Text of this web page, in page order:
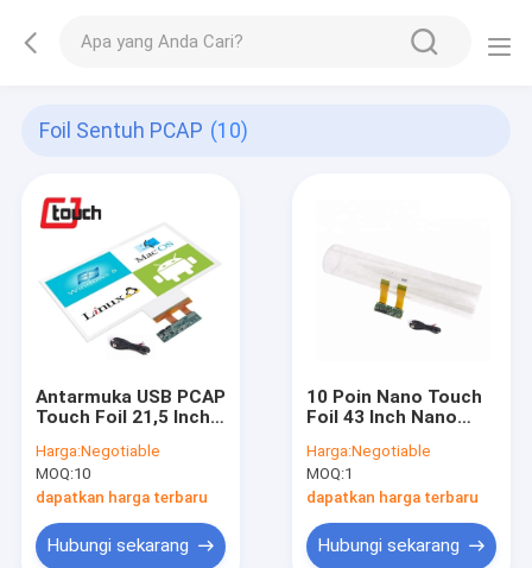
Foil Sentuh PCAP (10)
Antarmuka USB PCAP
Touch Foil 21,5 Inch
Pengontrol
Harga:Negotiable
MOQ:10
dapatkan harga terbaru
Hubungi sekarang
10 Poin Nano Touch
Foil 43 Inch Nano
Komersial
Harga:Negotiable
MOQ:1
dapatkan harga terbaru
Hubungi sekarang